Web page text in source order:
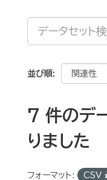
並び順
7 件のデ
りました
フォーマット: CSV